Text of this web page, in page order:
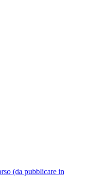
(da pubblicare in